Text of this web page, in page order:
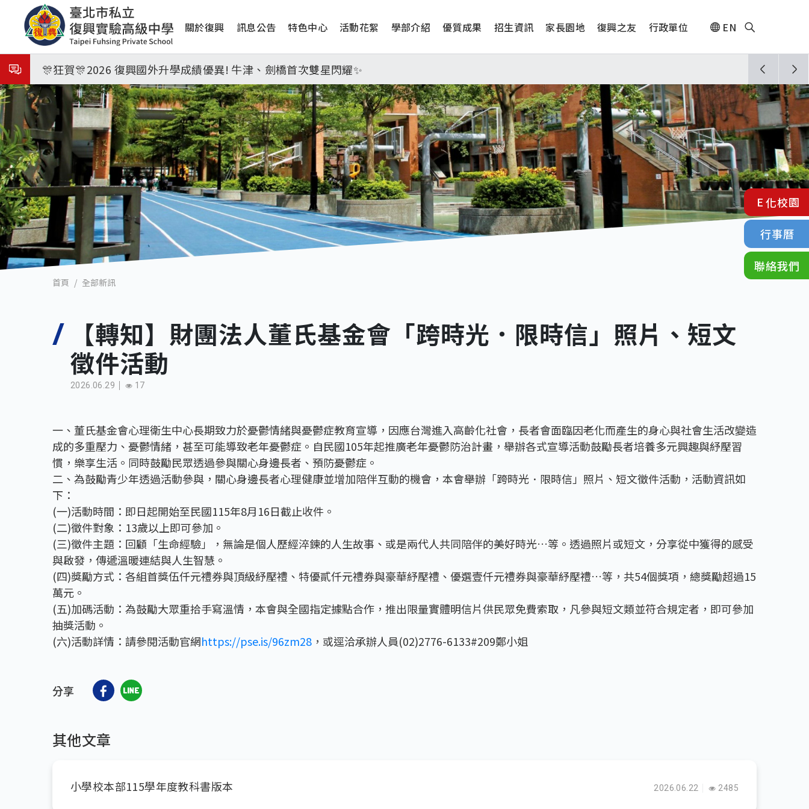
內
容
主
覽
關於復興 訊息公告 特色中心 活動花絮 學部介紹 優質成果 招生資訊 家長園地 復興之友 行政單位 EN
8月3日 分科成績公布
🎉🎉🎉狂賀! 12望蘇同學榮錄MIT麻省理工學院，本校連續兩年錄取世界第一學府！
🎊狂賀🎊2026 復興國外升學成績優異! 牛津、劍橋首次雙星閃耀✨
115年校本部大學榜單再創佳績🎉，32％達醫學系錄取標準、62%達台大錄取標準。各組合4科60級分9人🎊
7月27日 中學暑輔開始
8月3日 分科成績公布
🎉🎉🎉狂賀! 12望蘇同學榮錄MIT麻省理工學院，本校連續兩年錄取世界第一學府！
首頁 全部新訊
【轉知】財團法人董氏基金會「跨時光．限時信」照片、短文
徵件活動
2026.06.29 17
一、董氏基金會心理衛生中心長期致力於憂鬱情緒與憂鬱症教育宣導，因應台灣進入高齡化社會，長者會面臨因老化而產生的身心與社會生活改變造
成的多重壓力、憂鬱情緒，甚至可能導致老年憂鬱症。自民國105年起推廣老年憂鬱防治計畫，舉辦各式宣導活動鼓勵長者培養多元興趣與紓壓習
慣，樂享生活。同時鼓勵民眾透過參與關心身邊長者、預防憂鬱症。
二、為鼓勵青少年透過活動參與，關心身邊長者心理健康並增加陪伴互動的機會，本會舉辦「跨時光．限時信」照片、短文徵件活動，活動資訊如
下：
(一)活動時間：即日起開始至民國115年8月16日截止收件。
(二)徵件對象：13歲以上即可參加。
(三)徵件主題：回顧「生命經驗」，無論是個人歷經淬鍊的人生故事、或是兩代人共同陪伴的美好時光…等。透過照片或短文，分享從中獲得的感受
與啟發，傳遞溫暖連結與人生智慧。
(四)獎勵方式：各組首獎伍仟元禮券與頂級紓壓禮、特優貳仟元禮券與豪華紓壓禮、優選壹仟元禮券與豪華紓壓禮…等，共54個獎項，總獎勵超過15
萬元。
(五)加碼活動：為鼓勵大眾重拾手寫溫情，本會與全國指定據點合作，推出限量實體明信片供民眾免費索取，凡參與短文類並符合規定者，即可參加
抽獎活動。
(六)活動詳情：請參閱活動官網https://pse.is/96zm28 ，或逕洽承辦人員(02)2776-6133#209鄭小姐
分享
其他文章
小學校本部115學年度教科書版本 2026.06.22 2485
E化校園
行事曆
聯絡我們